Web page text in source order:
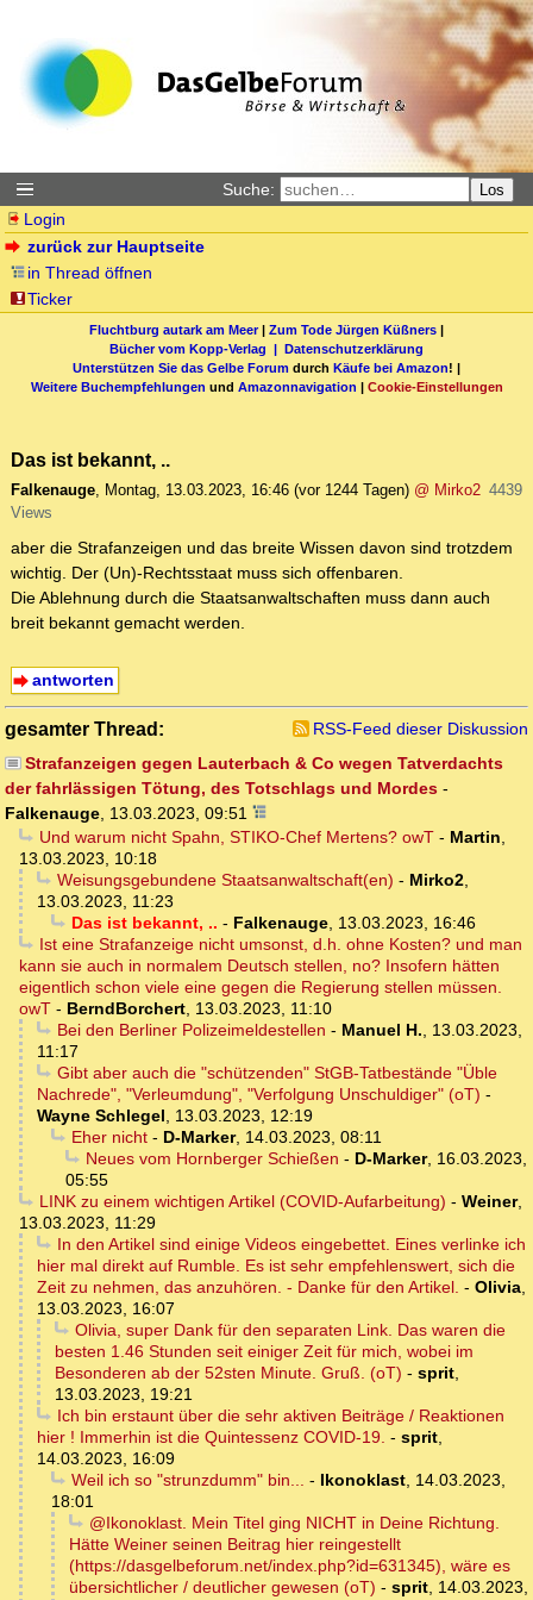
Suche: Los
Login
zurück zur Hauptseite
in Thread öffnen
Ticker
Fluchtburg autark am Meer| Zum Tode Jürgen Küßners |
Bücher vom Kopp-Verlag | Datenschutzerklärung
Unterstützen Sie das Gelbe Forum durch Käufe bei Amazon! |
Weitere Buchempfehlungen und Amazonnavigation | Cookie-Einstellungen
Das ist bekannt, ..
Falkenauge, Montag, 13.03.2023, 16:46 (vor 1244 Tagen) @ Mirko2 4439
Views
aber die Strafanzeigen und das breite Wissen davon sind trotzdem
wichtig. Der (Un)-Rechtsstaat muss sich offenbaren.
Die Ablehnung durch die Staatsanwaltschaften muss dann auch
breit bekannt gemacht werden.
antworten
gesamter Thread:
RSS-Feed dieser Diskussion
Strafanzeigen gegen Lauterbach & Co wegen Tatverdachts
der fahrlässigen Tötung, des Totschlags und Mordes -
Falkenauge, 13.03.2023, 09:51
Und warum nicht Spahn, STIKO-Chef Mertens? owT- Martin,
13.03.2023, 10:18
Weisungsgebundene Staatsanwaltschaft(en) - Mirko2,
13.03.2023, 11:23
Das ist bekannt, .. - Falkenauge, 13.03.2023, 16:46
Ist eine Strafanzeige nicht umsonst, d.h. ohne Kosten? und man
kann sie auch in normalem Deutsch stellen, no? Insofern hätten
eigentlich schon viele eine gegen die Regierung stellen müssen.
owT - BerndBorchert, 13.03.2023, 11:10
Bei den Berliner Polizeimeldestellen - Manuel H., 13.03.2023,
11:17
Gibt aber auch die "schützenden" StGB-Tatbestände "Üble
Nachrede", "Verleumdung", "Verfolgung Unschuldiger" (oT) -
Wayne Schlegel, 13.03.2023, 12:19
Eher nicht- D-Marker, 14.03.2023, 08:11
Neues vom Hornberger Schießen - D-Marker, 16.03.2023,
05:55
LINK zu einem wichtigen Artikel (COVID-Aufarbeitung) - Weiner,
13.03.2023, 11:29
In den Artikel sind einige Videos eingebettet. Eines verlinke ich
hier mal direkt auf Rumble. Es ist sehr empfehlenswert, sich die
Zeit zu nehmen, das anzuhören. - Danke für den Artikel. - Olivia,
13.03.2023, 16:07
Olivia, super Dank für den separaten Link. Das waren die
besten 1.46 Stunden seit einiger Zeit für mich, wobei im
Besonderen ab der 52sten Minute. Gruß. (oT) - sprit,
13.03.2023, 19:21
Ich bin erstaunt über die sehr aktiven Beiträge / Reaktionen
hier ! Immerhin ist die Quintessenz COVID-19. - sprit,
14.03.2023, 16:09
Weil ich so "strunzdumm" bin... - Ikonoklast, 14.03.2023,
18:01
@Ikonoklast. Mein Titel ging NICHT in Deine Richtung.
Hätte Weiner seinen Beitrag hier reingestellt
(https://dasgelbeforum.net/index.php?id=631345), wäre es
übersichtlicher / deutlicher gewesen (oT) - sprit, 14.03.2023,